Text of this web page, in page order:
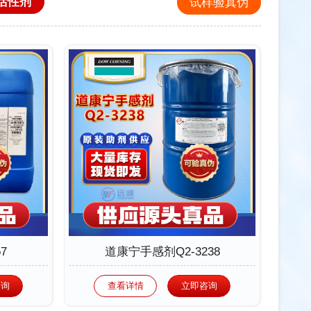
道康宁手感剂Q2-3238
查看详情 立即咨询